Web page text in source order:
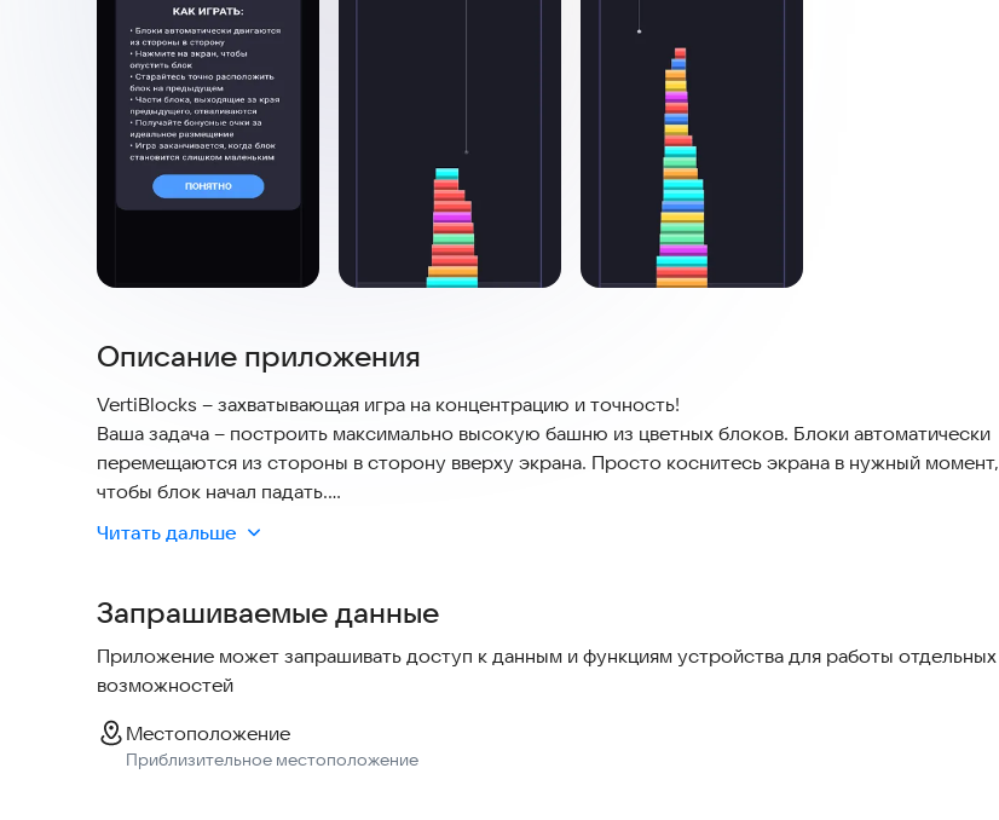
Описание приложения
VertiBlocks – захватывающая игра на концентрацию и точность!
Ваша задача – построить максимально высокую башню из цветных блоков. Блоки автоматически
перемещаются из стороны в сторону вверху экрана. Просто коснитесь экрана в нужный момент,
чтобы блок начал падать.
Но будьте внимательны! Каждый новый блок должен точно попасть на предыдущий, иначе игра
закончится. Части блока, выходящие за края предыдущего, отваливаются, делая башню всё уже и
Читать дальше
Запрашиваемые данные
Приложение может запрашивать доступ к данным и функциям устройства для работы отдельных
возможностей
Местоположение
Приблизительное местоположение